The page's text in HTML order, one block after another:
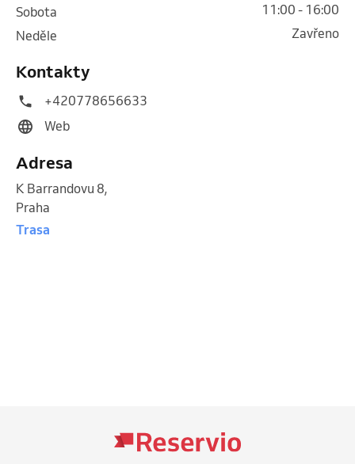
sobota
11:00 - 16:00
neděle
Zavřeno
Kontakty
+420778656633
Web
Adresa
K Barrandovu 8,
Praha
Trasa